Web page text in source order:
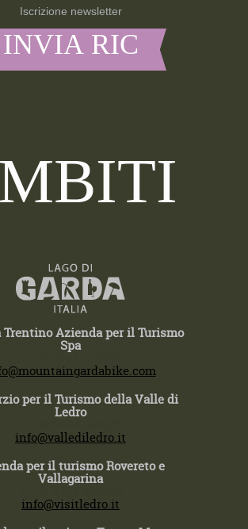
Iscrizione newsletter
Trentino Azienda per il Turismo
Spa
per il Turismo della Valle di
Ledro
info@vallediledro.it
per il turismo Rovereto e
Vallagarina
info@visitledro.it